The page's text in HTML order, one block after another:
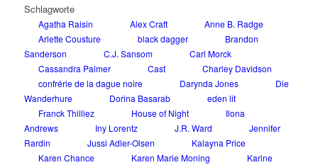
Schlagworte
Agatha Raisin Alex Craft
Anne B. Radge
Arlette Cousture
black dagger
Brandon
Sanderson
C.J. Sansom
Carl Morck
Cassandra Palmer
Cast
Charley Davidson
confrérie de la dague noire
Darynda Jones
Die
Wanderhure
Dorina Basarab
eden lit
Franck Thilliez
House of Night
Ilona
Andrews
Iny Lorentz J.R. Ward
Jennifer
Rardin
Jussi Adler-Olsen
Kalayna Price
Karen Chance
Karen Marie Moning
Karine